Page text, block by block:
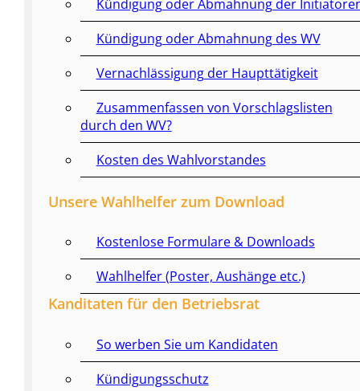
Kündigung oder Abmahnung der
Kündigung oder Abmahnung des WV
Vernachlässigung der Haupttätigkeit
Zusammenfassen von Vorschlagslisten
durch den WV?
Kosten des Wahlvorstandes
Unsere Wahlhelfer zum Download
Kostenlose Formulare & Downloads
Wahlhelfer (Poster, Aushänge etc.)
Kanditaten für den Betriebsrat
So werben Sie um Kandidaten
Kündigungsschutz